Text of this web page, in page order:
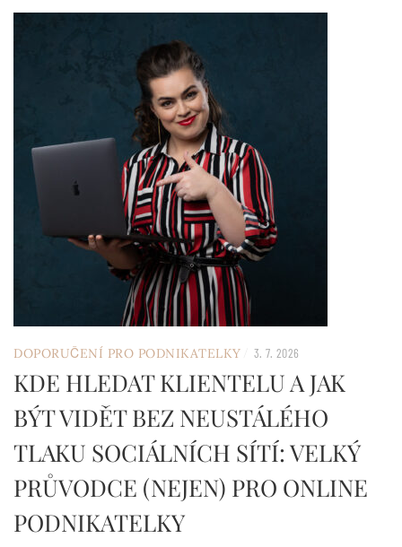
DOPORUČENÍ PRO PODNIKATELKY 3. 7. 2026
KDE HLEDAT KLIENTELU A JAK
BÝT VIDĚT BEZ NEUSTÁLÉHO
TLAKU SOCIÁLNÍCH SÍTÍ: VELKÝ
PRŮVODCE (NEJEN) PRO ONLINE
PODNIKATELKY